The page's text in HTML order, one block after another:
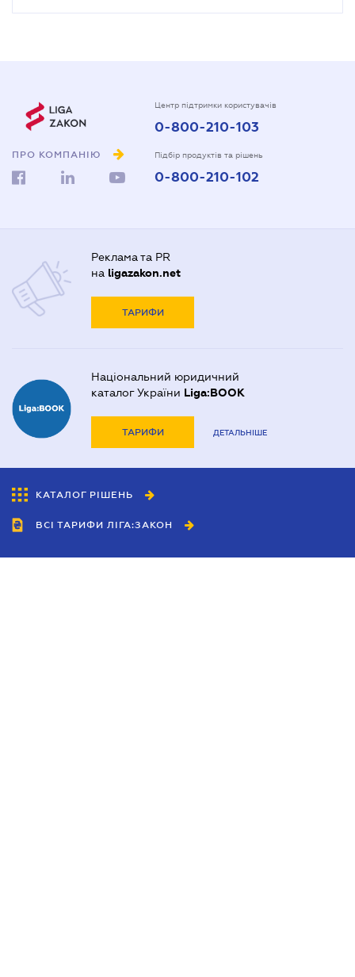
ПРО КОМПАНІЮ
Центр підтримки користувачів
0-800-210-103
Підбір продуктів та рішень
0-800-210-102
Реклама та PR
на ligazakon.net
ТАРИФИ
Національний юридичний
каталог України Liga:BOOK
ТАРИФИ ДЕТАЛЬНІШЕ
КАТАЛОГ РІШЕНЬ
ВСІ ТАРИФИ ЛІГА:ЗАКОН